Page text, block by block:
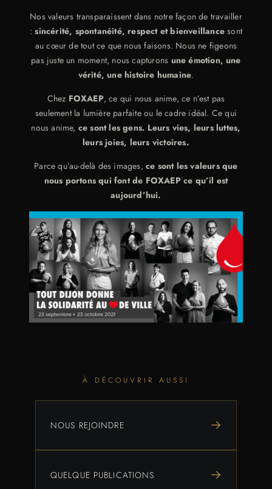
Nos valeurs transparaissent dans notre façon de travailler
:sincérité, spontanéité, respect et bienveillance sont
au cœur de tout ce que nous faisons. Nous ne figeons
pas juste un moment, nous capturons une émotion, une
vérité, une histoire humaine.
Chez FOXAEP, ce qui nous anime, ce n’est pas
seulement la lumière parfaite ou le cadre idéal. Ce qui
nous anime, ce sont les gens. Leurs vies, leurs luttes,
leurs joies, leurs victoires.
Parce qu’au-delà des images,ce sont les valeurs que
nous portons qui font de FOXAEP ce qu’il est
aujourd’hui.
À DÉCOUVRIR AUSSI
NOUS REJOINDRE →
QUELQUE PUBLICATIONS →